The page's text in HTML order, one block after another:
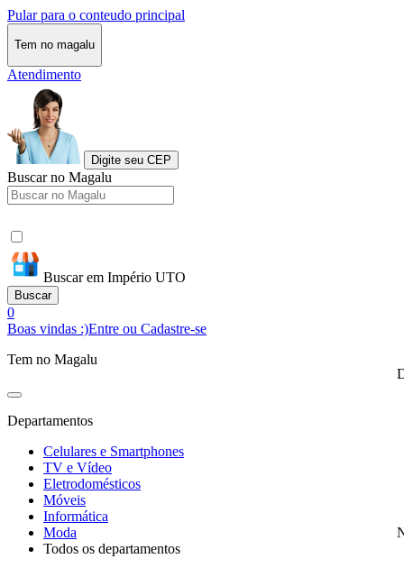
Pular para o conteudo principal
Tem no magalu
Atendimento
Digite seu CEP
Buscar no Magalu
Buscar em Império UTO
Buscar
0
Boas vindas :)Entre ou Cadastre-se
Tem no Magalu
Departamentos
Celulares e Smartphones
TV e Vídeo
Eletrodomésticos
Móveis
Informática
Moda
Todos os departamentos